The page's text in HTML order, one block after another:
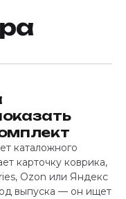
каталожного
Ozon или Яндекс
выпуска — он ищет